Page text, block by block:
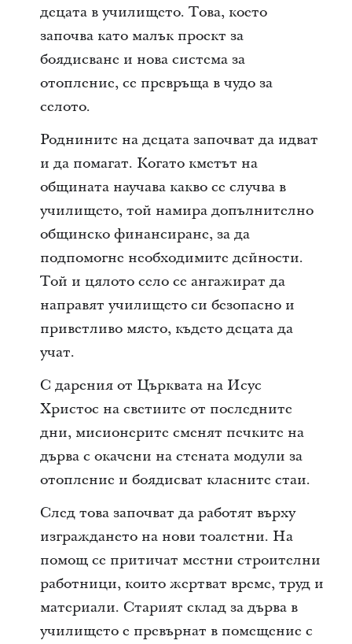
децата в училището. Това, което
започва като малък проект за
боядисване и нова система за
отопление, се превръща в чудо за
селото.
Роднините на децата започват да идват
и да помагат. Когато кметът на
общината научава какво се случва в
училището, той намира допълнително
общинско финансиране, за да
подпомогне необходимите дейности.
Той и цялото село се ангажират да
направят училището си безопасно и
приветливо място, където децата да
учат.
С дарения от Църквата на Исус
Христос на светиите от последните
дни, мисионерите сменят печките на
дърва с окачени на стената модули за
отопление и боядисват класните стаи.
След това започват да работят върху
изграждането на нови тоалетни. На
помощ се притичат местни строителни
работници, които жертват време, труд и
материали. Старият склад за дърва в
училището е превърнат в помещение с